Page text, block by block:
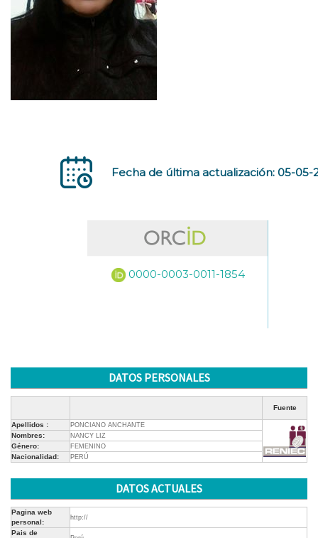
Fecha de última actualización: 05-05-
0000-0003-0011-1854
DATOS PERSONALES
Fuente
Apellidos : PONCIANO ANCHANTE
Nombres: NANCY LIZ
Género: FEMENINO
Nacionalidad: PERÚ
DATOS ACTUALES
Pagina web
personal:
http://
Pais de